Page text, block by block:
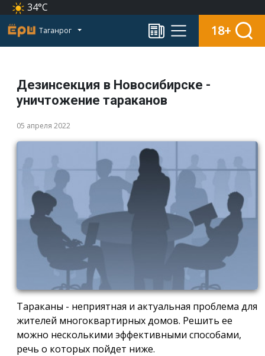
34°C
Таганрог 18+
Дезинсекция в Новосибирске -
уничтожение тараканов
05 апреля 2022
Тараканы - неприятная и актуальная проблема для
жителей многоквартирных домов. Решить ее
можно несколькими эффективными способами,
речь о которых пойдет ниже.